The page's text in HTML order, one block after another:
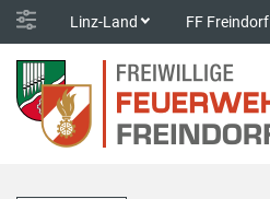
Linz-Land FF Freindorf